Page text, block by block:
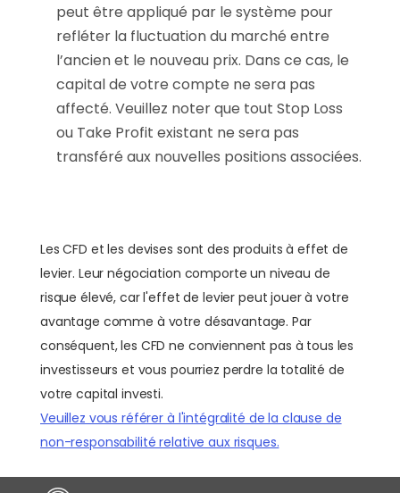
peut être appliqué par le système pour
refléter la fluctuation du marché entre
l’ancien et le nouveau prix. Dans ce cas, le
capital de votre compte ne sera pas
affecté. Veuillez noter que tout Stop Loss
ou Take Profit existant ne sera pas
transféré aux nouvelles positions associées.
Les CFD et les devises sont des produits à effet de
levier. Leur négociation comporte un niveau de
risque élevé, car l'effet de levier peut jouer à votre
avantage comme à votre désavantage. Par
conséquent, les CFD ne conviennent pas à tous les
investisseurs et vous pourriez perdre la totalité de
votre capital investi.
Veuillez vous référer à l'intégralité de la clause de
non-responsabilité relative aux risques.